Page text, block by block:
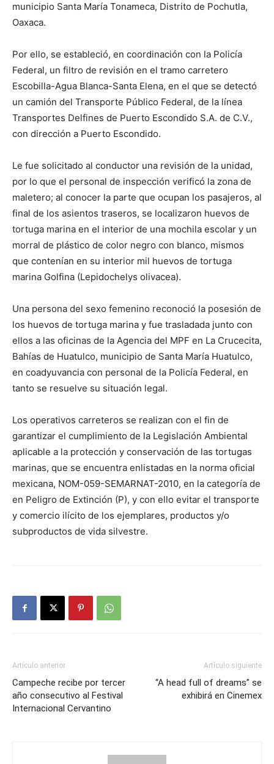
municipio Santa María Tonameca, Distrito de Pochutla,
Oaxaca.
Por ello, se estableció, en coordinación con la Policía
Federal, un filtro de revisión en el tramo carretero
Escobilla-Agua Blanca-Santa Elena, en el que se detectó
un camión del Transporte Público Federal, de la línea
Transportes Delfines de Puerto Escondido S.A. de C.V.,
con dirección a Puerto Escondido.
Le fue solicitado al conductor una revisión de la unidad,
por lo que el personal de inspección verificó la zona de
maletero; al conocer la parte que ocupan los pasajeros, al
final de los asientos traseros, se localizaron huevos de
tortuga marina en el interior de una mochila escolar y un
morral de plástico de color negro con blanco, mismos
que contenían en su interior mil huevos de tortuga
marina Golfina (Lepidochelys olivacea).
Una persona del sexo femenino reconoció la posesión de
los huevos de tortuga marina y fue trasladada junto con
ellos a las oficinas de la Agencia del MPF en La Crucecita,
Bahías de Huatulco, municipio de Santa María Huatulco,
en coadyuvancia con personal de la Policía Federal, en
tanto se resuelve su situación legal.
Los operativos carreteros se realizan con el fin de
garantizar el cumplimiento de la Legislación Ambiental
aplicable a la protección y conservación de las tortugas
marinas, que se encuentra enlistadas en la norma oficial
mexicana, NOM-059-SEMARNAT-2010, en la categoría de
en Peligro de Extinción (P), y con ello evitar el transporte
y comercio ilícito de los ejemplares, productos y/o
subproductos de vida silvestre.
Artículo anterior
Campeche recibe por tercer
año consecutivo al Festival
Internacional Cervantino
Artículo siguiente
“A head full of dreams” se
exhibirá en Cinemex